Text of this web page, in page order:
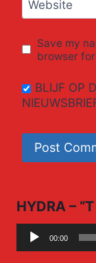
Website
Save my
browser
BLIJF OP
HYDRA –
Audio
Player
00:00